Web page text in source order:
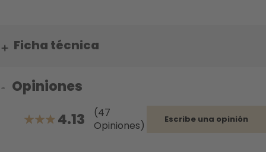
Ficha técnica
Opiniones
4.13
(47
Opiniones)
Escribe una opinión